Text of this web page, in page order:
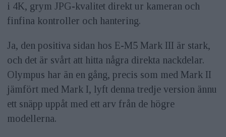
i 4K, grym JPG-kvalitet direkt ur kameran och
finfina kontroller och hantering.
Ja, den positiva sidan hos E-M5 Mark III är stark,
och det är svårt att hitta några direkta nackdelar.
Olympus har än en gång, precis som med Mark II
jämfört med Mark I, lyft denna tredje version ännu
ett snäpp uppåt med ett arv från de högre
modellerna.